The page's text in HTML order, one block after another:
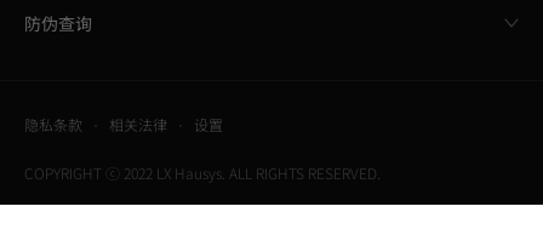
防伪查询
隐私条款 相关法律 设置
COPYRIGHT ⓒ 2022 LX Hausys. ALL RIGHTS RESERVED.